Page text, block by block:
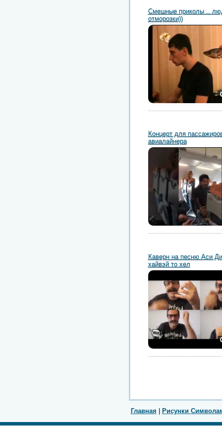
Смешные приколы ..
отморозки))
Концерт для
авиалайнера
Каверн на песню Аси
хайвэй то хел
Главная Рисунки